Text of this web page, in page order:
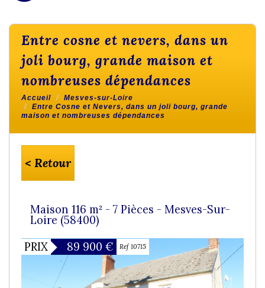
entre cosne et nevers, dans un
joli bourg, grande maison et
nombreuses dépendances
Accueil
Mesves-sur-Loire
Entre Cosne et Nevers, dans un joli bourg, grande
maison et nombreuses dépendances
< Retour
Maison 116 m² - 7 Pièces - Mesves-Sur-
Loire (58400)
PRIX
89 900 € Ref 10715